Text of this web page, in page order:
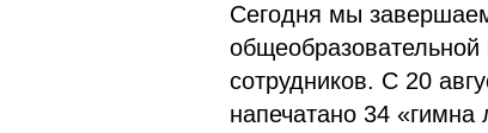
Сегодня мы
сотрудников. С 20
напечатано 34